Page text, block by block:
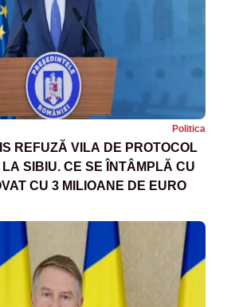
Politica
REFUZĂ VILA DE PROTOCOL
SIBIU. CE SE ÎNTÂMPLĂ CU
CU 3 MILIOANE DE EURO